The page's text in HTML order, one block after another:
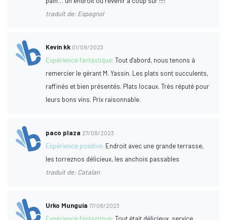
traduit de: Espagnol
Kevin kk 01/09/2023
Expérience fantastique:Tout d'abord, nous tenons à
remercier le gérant M. Yassin. Les plats sont succulents,
raffinés et bien présentés. Plats locaux. Très réputé pour
leurs bons vins. Prix raisonnable.
paco plaza 27/08/2023
Expérience positive: Endroit avec une grande terrasse,
les torreznos délicieux, les anchois passables
traduit de: Catalan
Urko Munguía 17/08/2023
Expérience fantastique:Tout était délicieux, service